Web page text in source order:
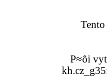
P≈ôi